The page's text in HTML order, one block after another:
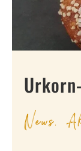
News,